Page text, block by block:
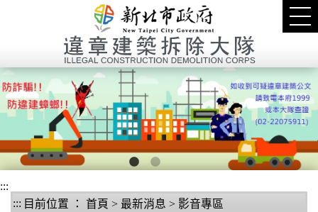
1
:::
::: 目前位置 ： 首頁 > 最新消息 > 影音專區